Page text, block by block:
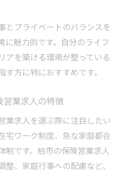
とプライベートのバランスを
に魅力的です。自分のライフ
アを築ける環境が整っている
方に特におすすめです。
営業求人の特徴
業求人を選ぶ際に注目したい
宅ワーク制度、急な家庭都合
制です。柏市の保険営業求人
、家庭行事への配慮など、